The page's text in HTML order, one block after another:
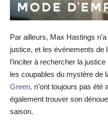
Par ailleurs, Max Hastings
justice, et les événements de
l’inciter à rechercher la
les coupables du mystère de
Green, n’ont toujours pas été
également trouver son
saison.